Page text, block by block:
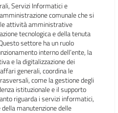
Servizi Informatici e
comunale che si
attività amministrative
tecnologica e della tenuta
settore ha un ruolo
interno dell’ente, la
e la digitalizzazione dei
generali, coordina le
come la gestione degli
istituzionale e il supporto
riguarda i servizi informatici,
manutenzione delle